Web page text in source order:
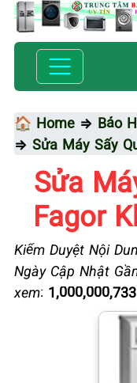
🏠 Home ⇒ Bảo
⇒ Sửa Máy Sấy
Sửa
Fagor
Kiểm Duyệt Nội
Ngày Cập Nhật
xem: 1,000,000,733